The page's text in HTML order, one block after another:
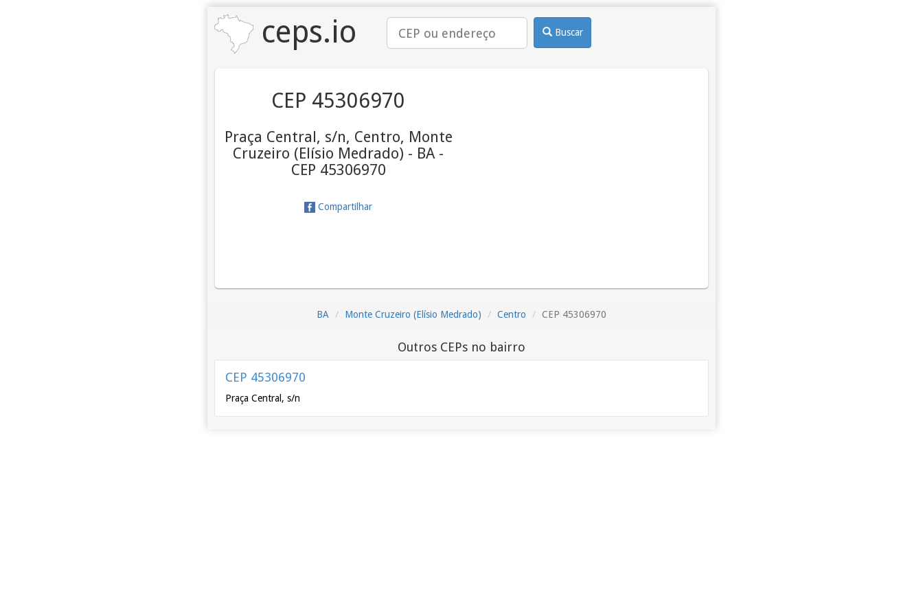
ceps.io Buscar
CEP 45306970
Praça Central, s/n, Centro, Monte
Cruzeiro (Elísio Medrado) - BA -
CEP 45306970
Compartilhar
BA Monte Cruzeiro (Elísio Medrado) Centro CEP 45306970
Outros CEPs no bairro
CEP 45306970
Praça Central, s/n